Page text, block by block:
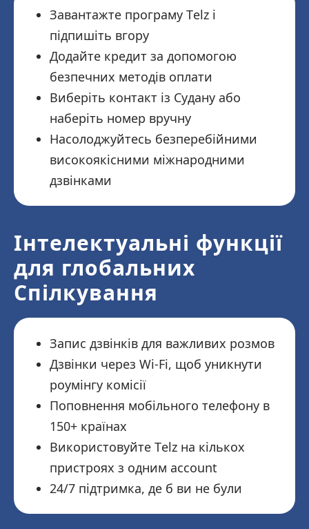
Завантажте програму Telz і
підпишіть вгору
Додайте кредит за допомогою
безпечних методів оплати
Виберіть контакт із Судану або
наберіть номер вручну
Насолоджуйтесь безперебійними
високоякісними міжнародними
дзвінками
Інтелектуальні функції
для глобальних
Спілкування
Запис дзвінків для важливих розмов
Дзвінки через Wi-Fi, щоб уникнути
роумінгу комісії
Поповнення мобільного телефону в
150+ країнах
Використовуйте Telz на кількох
пристроях з одним account
24/7 підтримка, де б ви не були